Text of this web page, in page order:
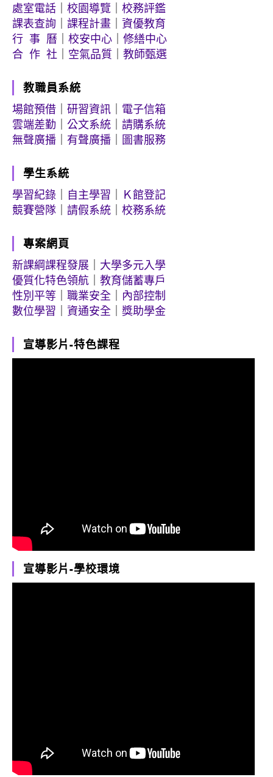
處室電話
校園導覽
校務評鑑
課表查詢
課程計畫
資優教育
行 事 曆
校安中心
修繕中心
合 作 社
空氣品質 教師甄選
教職員系統
場館預借
研習資訊
電子信箱
雲端差勤
公文系統
請購系統
無聲廣播
有聲廣播 圖書服務
學生系統
學習紀錄
自主學習
Ｋ館登記
競賽營隊
請假系統 校務系統
專案網頁
新課綱課程發展
大學多元入學
優質化特色領航
教育儲蓄專戶
性別平等
職業安全
內部控制
數位學習
資通安全 獎助學金
宣導影片-特色課程
宣導影片-學校環境